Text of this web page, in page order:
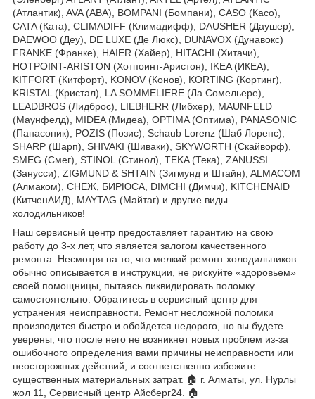
(Атлантик), AVA (АВА), BOMPANI (Бомпани), CASO (Касо),
CATA (Ката), CLIMADIFF (Климадифф), DAUSHER (Даушер),
DAEWOO (Деу), DE LUXE (Де Люкс), DUNAVOX (Дунавокс)
FRANKE (Франке), HAIER (Хайер), HITACHI (Хитачи),
HOTPOINT-ARISTON (Хотпоинт-Аристон), IKEA (ИКЕА),
KITFORT (Китфорт), KONOV (Конов), KORTING (Кортинг),
KRISTAL (Кристал), LA SOMMELIERE (Ла Сомельере),
LEADBROS (Лидброс), LIEBHERR (Либхер), MAUNFELD
(Маунфелд), MIDEA (Мидеа), OPTIMA (Оптима), PANASONIC
(Панасоник), POZIS (Позис), Schaub Lorenz (Шаб Лоренс),
SHARP (Шарп), SHIVAKI (Шиваки), SKYWORTH (Скайворф),
SMEG (Смег), STINOL (Стинол), TEKA (Тека), ZANUSSI
(Занусси), ZIGMUND & SHTAIN (Зигмунд и Штайн), ALMACOM
(Алмаком), СНЕЖ, БИРЮСА, DIMCHI (Димчи), KITCHENAID
(КитченАИД), MAYTAG (Майтаг) и другие виды
холодильников!
Наш сервисный центр предоставляет гарантию на свою
работу до 3-х лет, что является залогом качественного
ремонта. Несмотря на то, что мелкий ремонт холодильников
обычно описывается в инструкции, не рискуйте «здоровьем»
своей помощницы, пытаясь ликвидировать поломку
самостоятельно. Обратитесь в сервисный центр для
устранения неисправности. Ремонт несложной поломки
производится быстро и обойдется недорого, но вы будете
уверены, что после него не возникнет новых проблем из-за
ошибочного определения вами причины неисправности или
неосторожных действий, и соответственно избежите
существенных материальных затрат. 🏠 г. Алматы, ул. Нурлы
жол 11, Сервисный центр Айсберг24. 🏠